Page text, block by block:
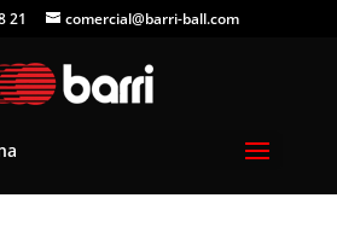
21 comercial@barri-ball.com